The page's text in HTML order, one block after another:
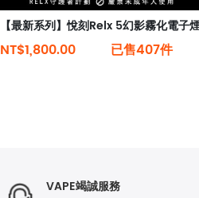
NT$1,800.00 已售407件
VAPE竭誠服務